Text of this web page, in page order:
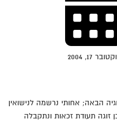
17, 2004
הבאה; אחותי נרשמה לנישואין
תעודת זכאות ונתקבלה